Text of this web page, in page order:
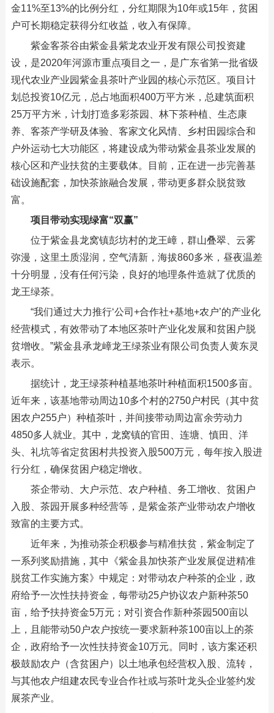
金11%至13%的比例分红，分红期限为10年或15年，贫困
户可长期稳定获得分红收益，收入有保障。
紫金客茶谷由紫金县紫龙农业开发有限公司投资建
设，是2020年河源市重点项目之一，是广东省第一批省级
现代农业产业园紫金县茶叶产业园的核心示范区。项目计
划总投资10亿元，总占地面积400万平方米，总建筑面积
25万平方米，计划打造多彩茶园、林下茶种植、生态康
养、客茶产学研及体验、客家文化风情、乡村田园综合和
户外运动七大功能区，将建设成为带动紫金县茶业发展的
核心区和产业扶贫的主要载体。目前，正在进一步完善基
础设施配套，加快茶旅融合发展，带动更多群众脱贫致
富。
项目带动实现绿富“双赢”
位于紫金县龙窝镇彭坊村的龙王嶂，群山叠翠、云雾
弥漫，这里土质湿润，空气清新，海拔860多米，昼夜温差
十分明显，没有任何污染，良好的地理条件造就了优质的
龙王绿茶。
“我们通过大力推行‘公司+合作社+基地+农户’的产业化
经营模式，有效带动了本地区茶叶产业化发展和贫困户脱
贫增收。”紫金县承龙嶂龙王绿茶业有限公司负责人黄东灵
表示。
据统计，龙王绿茶种植基地茶叶种植面积1500多亩。
近年来，该基地带动周边10多个村的2750户村民（其中贫
困农户255户）种植茶叶，并间接带动周边富余劳动力
4850多人就业。其中，龙窝镇的官田、连塘、慎田、洋
头、礼坑等省定贫困村共投资入股500万元，每年按入股进
行分红，确保贫困户稳定增收。
茶企带动、大户示范、农户种植、务工增收、贫困户
入股、茶园开展多种经营等，是紫金茶产业带动农户增收
致富的主要方式。
近年来，为推动茶企积极参与精准扶贫，紫金制定了
一系列奖励措施，其中《紫金县加快茶产业发展促进精准
脱贫工作实施方案》中规定：对带动农户种茶的企业，政
府给予一次性扶持资金，每带动25户协议农户新种茶50
亩，给予扶持资金5万元；对引资合作新种茶园500亩以
上，且能带动50户农户按统一要求新种茶100亩以上的茶
企，政府给予一次性扶持资金10万元。同时，该方案还积
极鼓励农户（含贫困户）以土地承包经营权入股、流转，
与其他农户组建农民专业合作社或与茶叶龙头企业签约发
展茶产业。